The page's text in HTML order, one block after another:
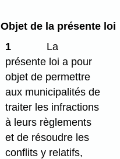
Objet de la présente loi
1
La
présente loi a pour
objet de permettre
aux municipalités de
traiter les infractions
à leurs règlements
et de résoudre les
conflits y relatifs,